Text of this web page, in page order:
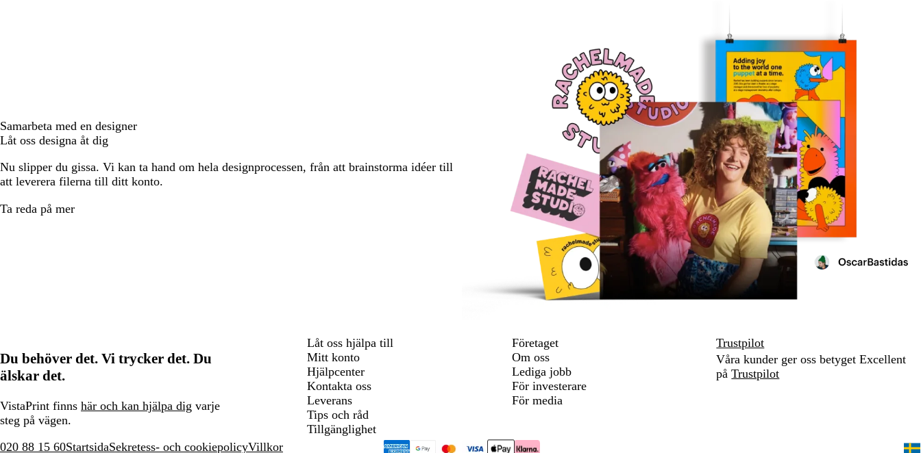
Samarbeta med en designer
Låt oss designa åt dig
Nu slipper du gissa. Vi kan ta hand om hela designprocessen, från att brainstorma idéer till
att leverera filerna till ditt konto.
Ta reda på mer
Du behöver det. Vi trycker det. Du
älskar det.
VistaPrint finns här och kan hjälpa dig varje
steg på vägen.
Låt oss hjälpa till
Mitt konto
Hjälpcenter
Kontakta oss
Leverans
Tips och råd
Tillgänglighet
Företaget
Om oss
Lediga jobb
För investerare
För media
Trustpilot
Våra kunder ger oss betyget Excellent
påTrustpilot
020 88 15 60StartsidaSekretess- och cookiepolicyVillkor